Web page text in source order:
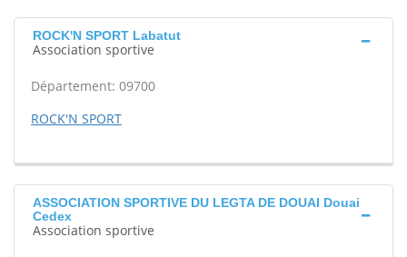
ROCK'N SPORT Labatut
Association sportive
Département: 09700
ROCK'N SPORT
ASSOCIATION SPORTIVE DU LEGTA DE DOUAI Douai
Cedex
Association sportive